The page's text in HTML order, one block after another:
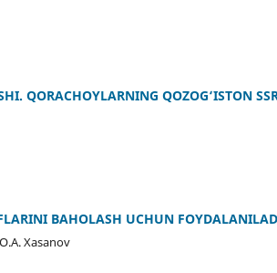
QORACHOYLARNING QOZOG‘ISTON
BAHOLASH UCHUN
Xasanov